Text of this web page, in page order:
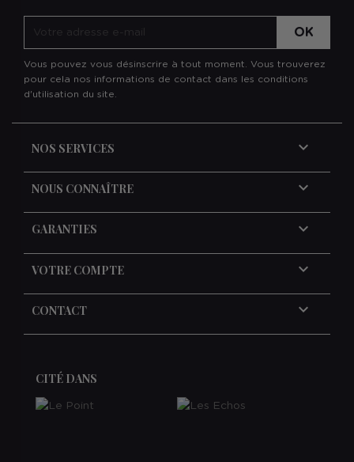
Vous pouvez vous désinscrire à tout moment. Vous trouverez
pour cela nos informations de contact dans les conditions
d'utilisation du site.
NOS SERVICES 
NOUS CONNAÎTRE 
GARANTIES 
VOTRE COMPTE 
CONTACT keyboard_arrow_down
CITÉ DANS